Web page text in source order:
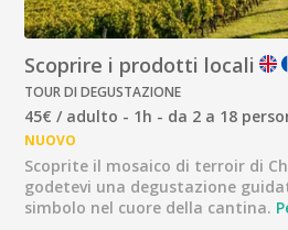
Scoprire i prodotti locali
TOUR DI DEGUSTAZIONE
45€ / adulto - 1h - da 2 a 18
NUOVO
Scoprite il mosaico di terroir di
godetevi una degustazione
simbolo nel cuore della cantina.